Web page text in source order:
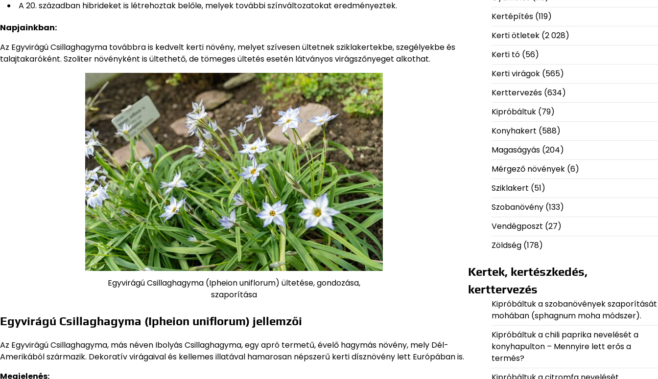
A 20. században hibrideket is létrehoztak belőle, melyek további színváltozatokat eredményeztek.
Napjainkban:
Az Egyvirágú Csillaghagyma továbbra is kedvelt kerti növény, melyet szívesen ültetnek sziklakertekbe, szegélyekbe és
talajtakaróként. Szoliter növényként is ültethető, de tömeges ültetés esetén látványos virágszőnyeget alkothat.
Egyvirágú Csillaghagyma (Ipheion uniflorum) ültetése, gondozása,
szaporítása
Egyvirágú Csillaghagyma (Ipheion uniflorum) jellemzői
Az Egyvirágú Csillaghagyma, más néven Ibolyás Csillaghagyma, egy apró termetű, évelő hagymás növény, mely Dél-
Amerikából származik. Dekoratív virágaival és kellemes illatával hamarosan népszerű kerti dísznövény lett Európában is.
Megjelenés:
Kertépítés(119)
Kerti ötletek(2 028)
Kerti tó(56)
Kerti virágok(565)
Kerttervezés(634)
Kipróbáltuk(79)
Konyhakert (588)
Magaságyás(204)
Mérgező növények(6)
Sziklakert (51)
Szobanövény(133)
Vendégposzt (27)
Zöldség(178)
Kertek, kertészkedés,
kerttervezés
Kipróbáltuk a szobanövények szaporítását
mohában (sphagnum moha módszer).
Kipróbáltuk a chili paprika nevelését a
konyhapulton – Mennyire lett erős a
termés?